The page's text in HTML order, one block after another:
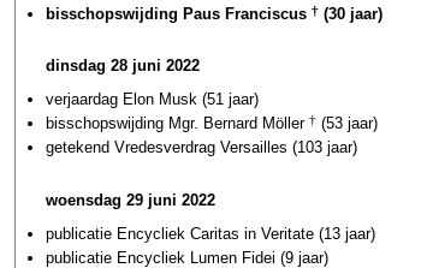
bisschopswijding Paus Franciscus † (30 jaar)
dinsdag 28 juni 2022
verjaardag Elon Musk (51 jaar)
bisschopswijding Mgr. Bernard Möller † (53 jaar)
getekend Vredesverdrag Versailles (103 jaar)
woensdag 29 juni 2022
publicatie Encycliek Caritas in Veritate (13 jaar)
publicatie Encycliek Lumen Fidei (9 jaar)